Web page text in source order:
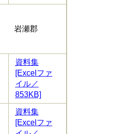
岩瀬郡
資料集
[Excelファ
イル／
853KB]
資料集
[Excelファ